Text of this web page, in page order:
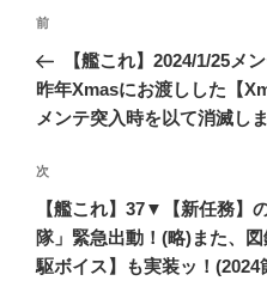
投
ナ
ビ
ー
シ
ョ
ン
前
の
投
稿
前
【艦これ】2024/1/25メ
昨年Xmasにお渡しした【
メンテ突入時を以て消滅し
次
の
投
稿
次
【艦これ】37▼【新任務】
隊」緊急出動！(略)また、
駆ボイス】も実装ッ！(2024